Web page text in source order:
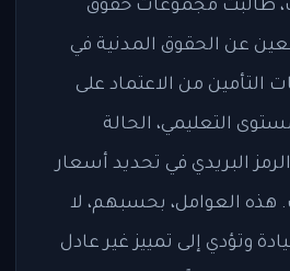
طالبت مجموعات حقوق
عن الحقوق المدنية في
التأمين من الاعتماد على
التعليمي، الحالة
البريدي في تحديد أسعار
هذه العوامل، بحسبهم، لا
وتؤدي إلى تمييز غير عادل